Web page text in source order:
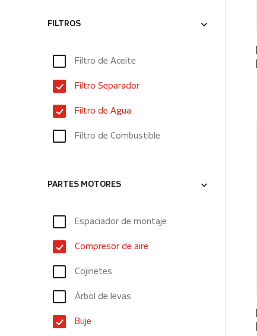
FILTROS
Filtro de Aceite
Filtro Separador
Filtro de Agua
Filtro de Combustible
PARTES MOTORES
Espaciador de montaje
Compresor de aire
Cojinetes
Árbol de levas
Buje